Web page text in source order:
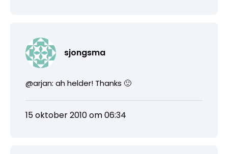
sjongsma
@arjan: ah helder! Thanks 🙂
15 oktober 2010 om 06:34